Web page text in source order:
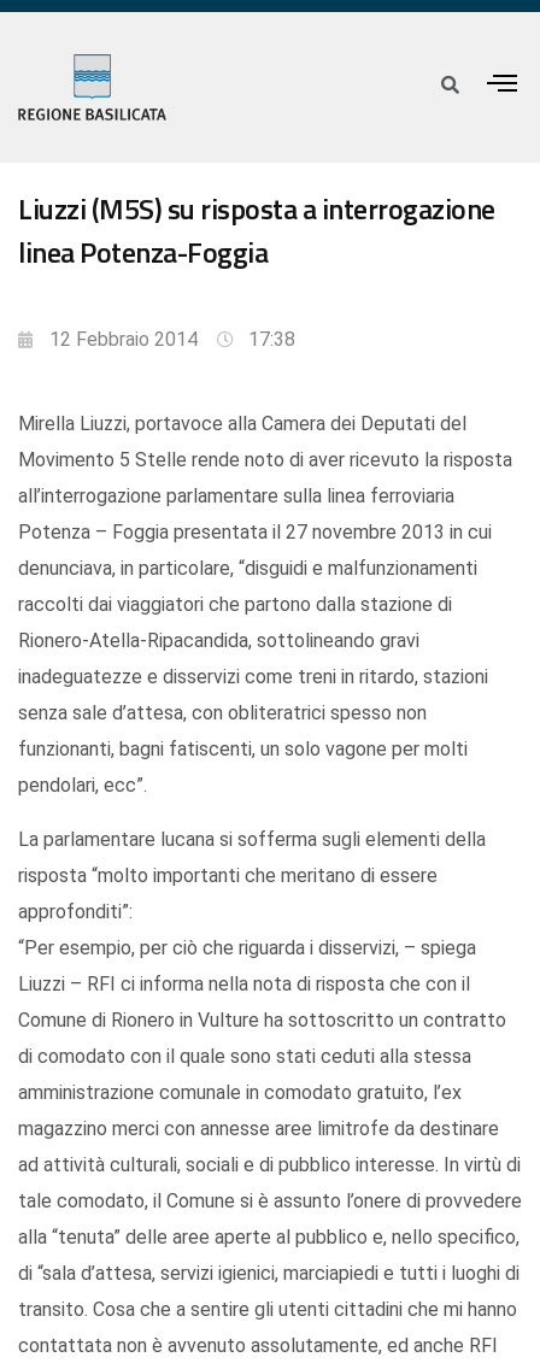
Liuzzi (M5S) su risposta a interrogazione
linea Potenza-Foggia
12 Febbraio 2014 17:38
Mirella Liuzzi, portavoce alla Camera dei Deputati del
Movimento 5 Stelle rende noto di aver ricevuto la risposta
all’interrogazione parlamentare sulla linea ferroviaria
Potenza – Foggia presentata il 27 novembre 2013 in cui
denunciava, in particolare, “disguidi e malfunzionamenti
raccolti dai viaggiatori che partono dalla stazione di
Rionero-Atella-Ripacandida, sottolineando gravi
inadeguatezze e disservizi come treni in ritardo, stazioni
senza sale d’attesa, con obliteratrici spesso non
funzionanti, bagni fatiscenti, un solo vagone per molti
pendolari, ecc”.
La parlamentare lucana si sofferma sugli elementi della
risposta “molto importanti che meritano di essere
approfonditi”:
“Per esempio, per ciò che riguarda i disservizi, – spiega
Liuzzi – RFI ci informa nella nota di risposta che con il
Comune di Rionero in Vulture ha sottoscritto un contratto
di comodato con il quale sono stati ceduti alla stessa
amministrazione comunale in comodato gratuito, l’ex
magazzino merci con annesse aree limitrofe da destinare
ad attività culturali, sociali e di pubblico interesse. In virtù di
tale comodato, il Comune si è assunto l’onere di provvedere
alla “tenuta” delle aree aperte al pubblico e, nello specifico,
di “sala d’attesa, servizi igienici, marciapiedi e tutti i luoghi di
transito. Cosa che a sentire gli utenti cittadini che mi hanno
contattata non è avvenuto assolutamente, ed anche RFI